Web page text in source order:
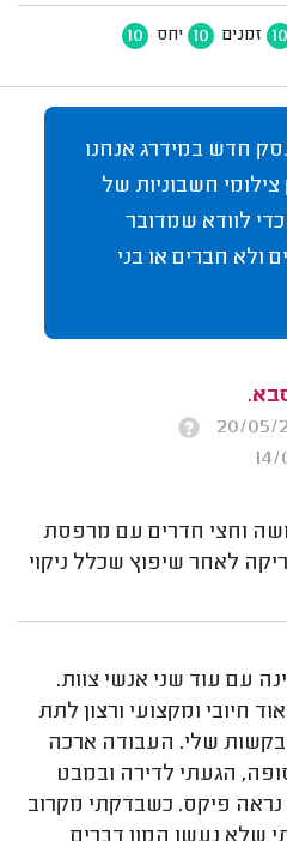
10 זמנים 10 יחס 10
חדש במידרג אנחנו
חשבוניות של
לוודא שמדובר
ולא חברים או בני
וחצי חדרים עם מרפסת
לאחר שיפוץ שכלל ניקוי
עם עוד שני אנשי צוות.
חיובי ומקצועי ורצון לתת
שלי. העבודה ארכה
הגעתי לדירה ובמבט
פיקס. כשבדקתי מקרוב